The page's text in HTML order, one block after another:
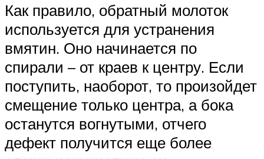
Как правило, обратный молоток
используется для устранения
вмятин. Оно начинается по
спирали – от краев к центру. Если
поступить, наоборот, то произойдет
смещение только центра, а бока
останутся вогнутыми, отчего
дефект получится еще более